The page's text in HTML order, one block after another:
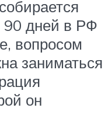
90 дней в РФ
вопросом
заниматься
он